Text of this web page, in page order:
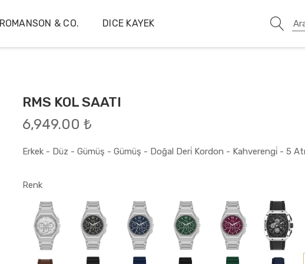
& CO. DICE KAYEK
RMS KOL SAATI
6,949.00 ₺
Erkek - Düz - Gümüş - Gümüş - Doğal Deri̇ Kordon - Kahverengi̇ - 5
Renk